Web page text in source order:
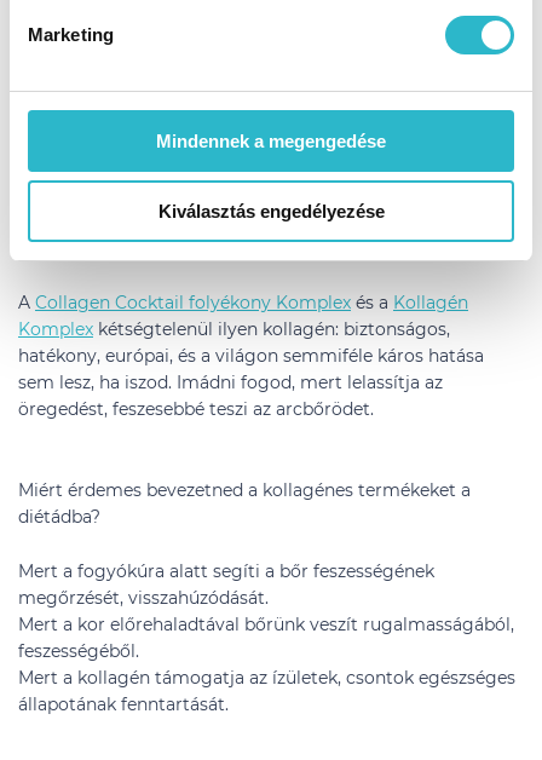
Marketing
Mindennek a megengedése
Kiválasztás engedélyezése
A kortalan szépség elérése érdekében
táplálékkiegészítőket is érdemes fogyasztani, például
érdemes folyékony formába bevinni a szervezetünkbe.
A legfontosabb tehát bőrápolási a rutin kialakítása és annak
használata. Ha pedig belsőleg szeretnéd pótolni a kollagén
raktárakat, akkor fogyaszd az IdealBody® kollagénünket.
A Collagen Cocktail folyékony Komplex és a Kollagén
Komplex kétségtelenül ilyen kollagén: biztonságos,
hatékony, európai, és a világon semmiféle káros hatása
sem lesz, ha iszod. Imádni fogod, mert lelassítja az
öregedést, feszesebbé teszi az arcbőrödet.
Miért érdemes bevezetned a kollagénes termékeket a
diétádba?
Mert a fogyókúra alatt segíti a bőr feszességének
megőrzését, visszahúzódását.
Mert a kor előrehaladtával bőrünk veszít rugalmasságából,
feszességéből.
Mert a kollagén támogatja az ízületek, csontok egészséges
állapotának fenntartását.